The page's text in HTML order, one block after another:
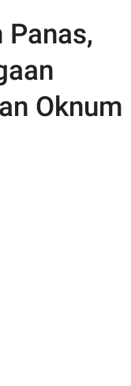
Panas,
Oknum